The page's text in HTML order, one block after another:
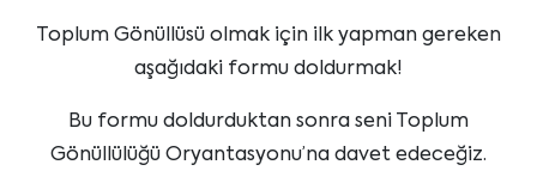
Toplum Gönüllüsü olmak için ilk yapman gereken
aşağıdaki formu doldurmak!
Bu formu doldurduktan sonra seni Toplum
Gönüllülüğü Oryantasyonu’na davet edeceğiz.